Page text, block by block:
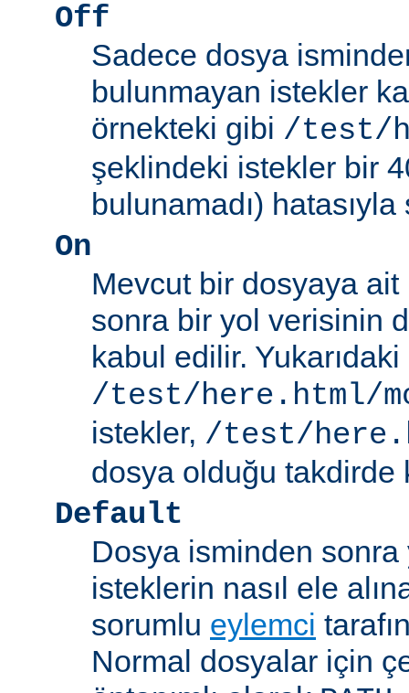
Off
Sadece dosya
bulunmayan istekler
örnekteki gibi /test/
şeklindeki istekler bir
bulunamadı) hatasıyla
On
Mevcut bir dosyaya
sonra bir yol verisinin
kabul edilir.
/test/here.html/
istekler, /test/
dosya olduğu takdirde
Default
Dosya isminden
isteklerin nasıl ele
sorumlu eylemci
Normal dosyalar için